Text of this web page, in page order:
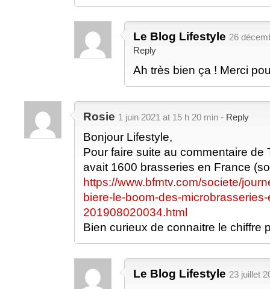
Le Blog Lifestyle 26
Reply
Ah très bien ça ! Merci
Rosie 1 juin 2021 at 15 h 20 min - Reply
Bonjour Lifestyle,
Pour faire suite au commentaire de
avait 1600 brasseries en France
https://www.bfmtv.com/societe/
biere-le-boom-des-
201908020034.html
Bien curieux de connaitre le chiffre
Le Blog Lifestyle 23 juillet